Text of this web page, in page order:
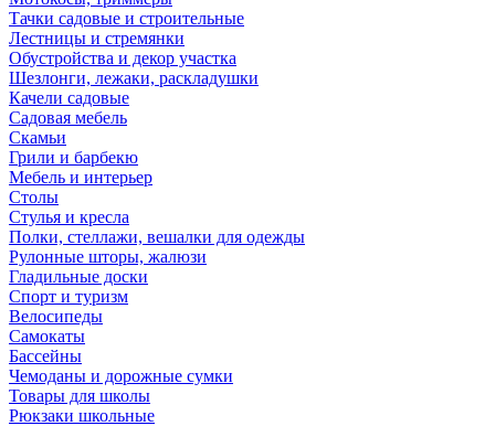
Тачки садовые и строительные
Лестницы и стремянки
Обустройства и декор участка
Шезлонги, лежаки, раскладушки
Качели садовые
Садовая мебель
Скамьи
Грили и барбекю
Мебель и интерьер
Столы
Стулья и кресла
Полки, стеллажи, вешалки для одежды
Рулонные шторы, жалюзи
Гладильные доски
Спорт и туризм
Велосипеды
Самокаты
Бассейны
Чемоданы и дорожные сумки
Товары для школы
Рюкзаки школьные